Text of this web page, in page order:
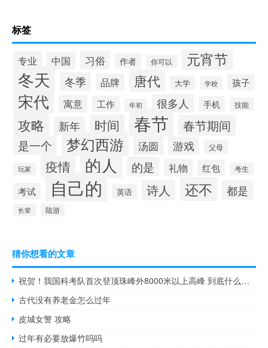
标签
专业 中国 习俗 作者 你可以 元宵节
冬天 冬季 品牌 唐代 大学 学校 孩子
宋代 寓意 工作 年初 很多人 手机 技能
攻略 新年 时间 春节 春节期间
是一个 梦幻西游 汤圆 游戏 父母
玩家 疫情 的人 的是 礼物 红包 考生
考试 自己的 英语 诗人 还不 都是
长辈 陆游
猜你想看的文章
祝贺！我国科考队首次登顶珠峰外8000米以上高峰 到底什么情况呢
古代没有养老金怎么过年
皮城女警 攻略
过年有必要放爆竹吗吗